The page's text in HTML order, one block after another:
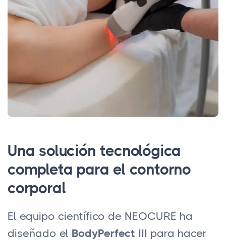
Una solución tecnológica
completa para el contorno
corporal
El equipo científico de NEOCURE ha
diseñado el BodyPerfect III para hacer